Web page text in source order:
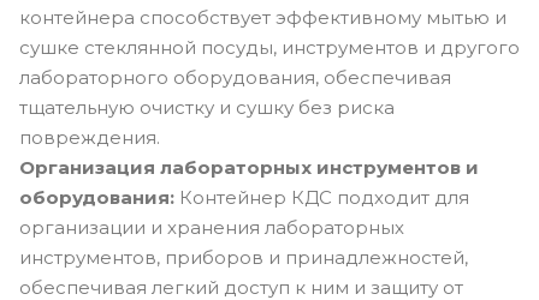
контейнера способствует эффективному мытью и
сушке стеклянной посуды, инструментов и другого
лабораторного оборудования, обеспечивая
тщательную очистку и сушку без риска
повреждения.
Организация лабораторных инструментов и
оборудования: Контейнер КДС подходит для
организации и хранения лабораторных
инструментов, приборов и принадлежностей,
обеспечивая легкий доступ к ним и защиту от